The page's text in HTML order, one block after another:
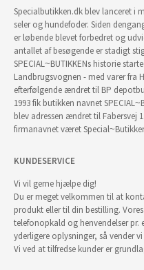
Specialbutikken.dk blev lanceret i
seler og hundefoder. Siden
er løbende blevet forbedret og
antallet af besøgende er stadigt
SPECIAL~BUTIKKENs historie
Landbrugsvognen - med varer fra
efterfølgende ændret til BP
1993 fik butikken navnet
blev adressen ændret til Fabersvej
firmanavnet været
KUNDESERVICE
Vi vil gerne hjælpe dig!
Du er meget velkommen til at
produkt eller til din bestilling.
telefonopkald og henvendelser
yderligere oplysninger, så vender
Vi ved at tilfredse kunder er